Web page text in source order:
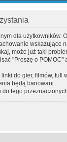
dla użytkowników.
wskazujące
może już taki
"Proszę o
do gier, filmów,
będą banowani.
tego